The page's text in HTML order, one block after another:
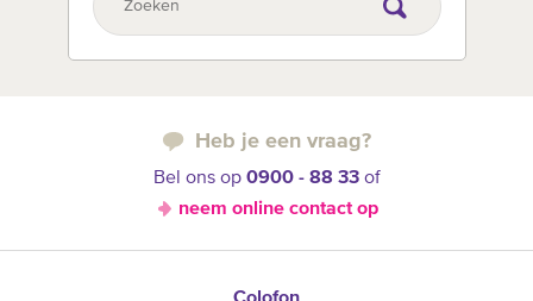
Heb je een vraag?
Bel ons op 0900 - 88 33of
neem online contact op